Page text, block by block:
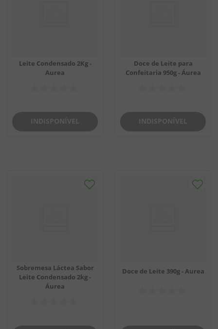
Leite Condensado 2Kg -
Aurea
INDISPONÍVEL
Doce de Leite para
Confeitaria 950g - Áurea
INDISPONÍVEL
Sobremesa Láctea Sabor
Leite Condensado 2kg -
Áurea
Doce de Leite 390g - Aurea